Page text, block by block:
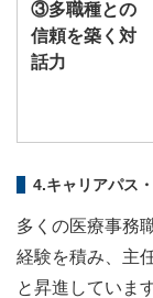
③多職種との
信頼を築く対
話力
4.キャリアパス
多くの医療事務
経験を積み、主
と昇進しています